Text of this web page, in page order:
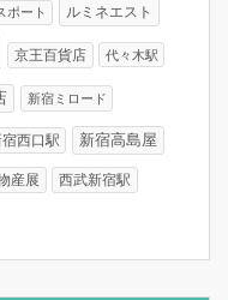
ポート ルミネエスト
京王百貨店 代々木駅
新宿ミロード
宿西口駅 新宿高島屋
産展 西武新宿駅